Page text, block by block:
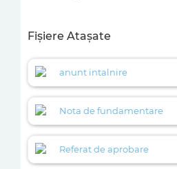
Fișiere Atașate
anunt intalnire
Nota de fundamentare
Referat de aprobare